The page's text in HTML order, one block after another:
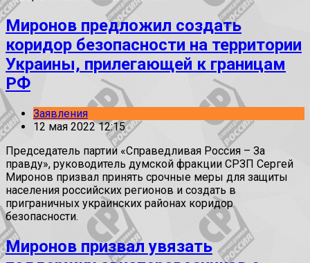
Миронов предложил создать
коридор безопасности на территории
Украины, прилегающей к границам
РФ
Заявления
12 мая 2022 12:15
Председатель партии «Справедливая Россия – За
правду», руководитель думской фракции СРЗП Сергей
Миронов призвал принять срочные меры для защиты
населения российских регионов и создать в
приграничных украинских районах коридор
безопасности.
Миронов призвал увязать